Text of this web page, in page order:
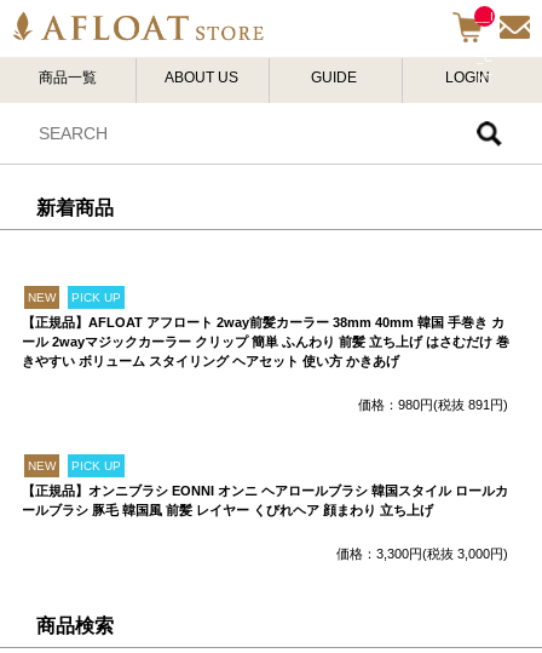
__I
TM
_C
NT
商品一覧 ABOUT US GUIDE LOGIN
新着商品
NEW PICK UP
【正規品】AFLOAT アフロート 2way前髪カーラー 38mm 40mm 韓国 手巻き カ
ール 2wayマジックカーラー クリップ 簡単 ふんわり 前髪 立ち上げ はさむだけ 巻
きやすい ボリューム スタイリング ヘアセット 使い方 かきあげ
価格：980円(税抜 891円)
NEW PICK UP
【正規品】オンニブラシ EONNI オンニ ヘアロールブラシ 韓国スタイル ロールカ
ールブラシ 豚毛 韓国風 前髪 レイヤー くびれヘア 顔まわり 立ち上げ
価格：3,300円(税抜 3,000円)
商品検索